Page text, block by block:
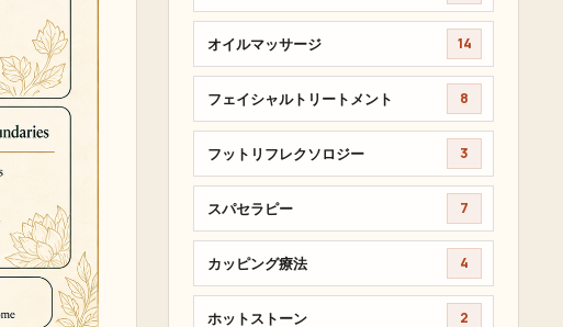
オイルマッサージ 14
フェイシャルトリートメント 8
フットリフレクソロジー 3
スパセラピー 7
カッピング療法 4
ホットストーン 2